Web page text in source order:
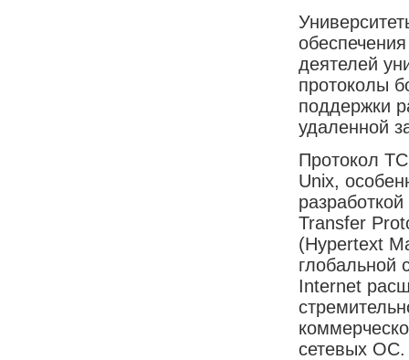
деятелей
протоколы
поддержки
удаленной
Протокол
Unix,
Transfer
(Hypertext
глобальной
Internet
сетевых ОС.